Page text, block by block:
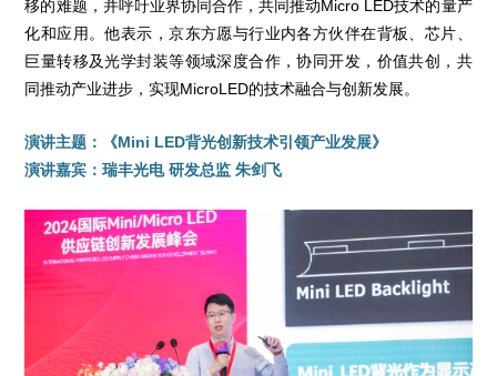
移的难题，并呼吁业界协同合作，共同推动Micro LED技术的量产
化和应用。他表示，京东方愿与行业内各方伙伴在背板、芯片、
巨量转移及光学封装等领域深度合作，协同开发，价值共创，共
同推动产业进步，实现MicroLED的技术融合与创新发展。
演讲主题：《Mini LED背光创新技术引领产业发展》
演讲嘉宾：瑞丰光电 研发总监 朱剑飞